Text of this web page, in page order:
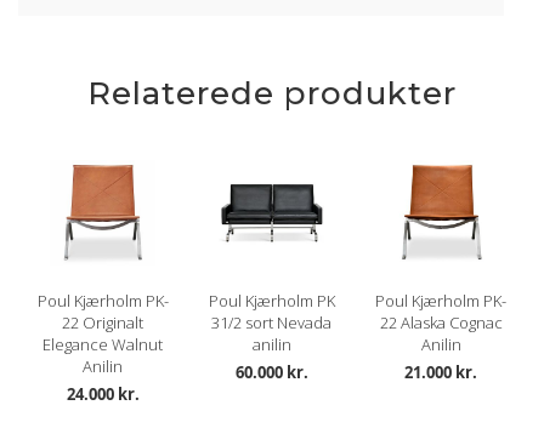
Relaterede produkter
Poul Kjærholm PK-
22 Originalt
Elegance Walnut
Anilin
24.000 kr.
Poul Kjærholm PK
31/2 sort Nevada
anilin
60.000 kr.
Poul Kjærholm PK-
22 Alaska Cognac
Anilin
21.000 kr.